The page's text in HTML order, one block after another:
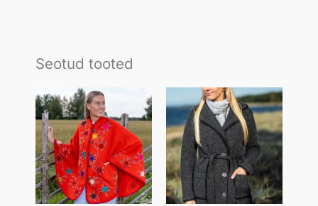
Seotud tooted
139,00 €
kuni
149,00 €